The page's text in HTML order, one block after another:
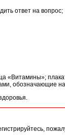
ответ на вопрос;
«Витамины»;
обозначающие